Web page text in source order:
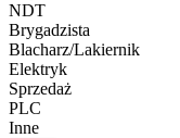
NDT
Brygadzista
Blacharz/Lakiernik
Elektryk
Sprzedaż
PLC
Inne